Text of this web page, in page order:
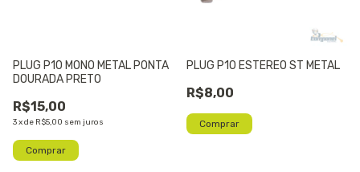
PLUG P10 MONO METAL PONTA
DOURADA PRETO
R$15,00
3xde R$5,00 sem juros
PLUG P10 ESTEREO ST METAL
R$8,00